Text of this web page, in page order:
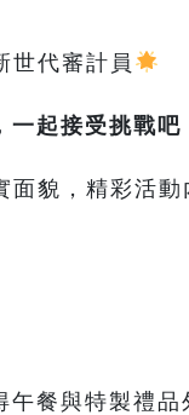
世代審計員
起接受挑戰吧
貌，精彩活動
餐與特製禮